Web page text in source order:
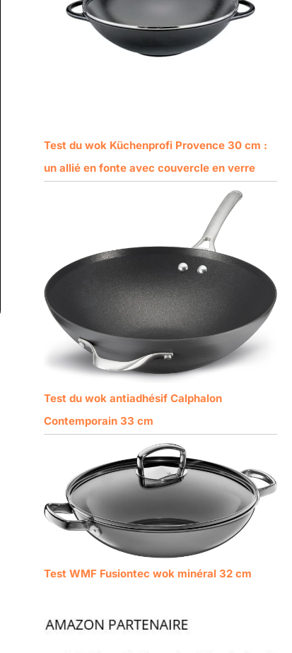
Test du wok Küchenprofi Provence 30 cm :
un allié en fonte avec couvercle en verre
Test du wok antiadhésif Calphalon
Contemporain 33 cm
Test WMF Fusiontec wok minéral 32 cm